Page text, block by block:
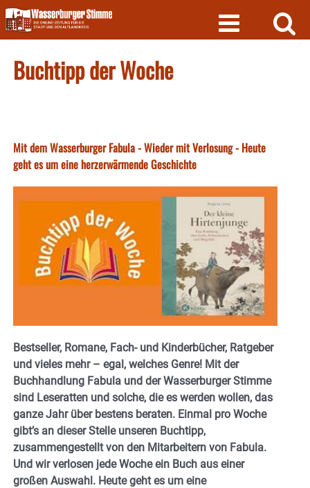
Skip
to
content
Buchtipp der Woche
Mit dem Wasserburger Fabula - Wieder mit Verlosung - Heute
geht es um eine herzerwärmende Geschichte
Bestseller, Romane, Fach- und Kinderbücher, Ratgeber
und vieles mehr – egal, welches Genre! Mit der
Buchhandlung Fabula und der Wasserburger Stimme
sind Leseratten und solche, die es werden wollen, das
ganze Jahr über bestens beraten. Einmal pro Woche
gibt’s an dieser Stelle unseren Buchtipp,
zusammengestellt von den Mitarbeitern von Fabula.
Und wir verlosen jede Woche ein Buch aus einer
großen Auswahl. Heute geht es um eine